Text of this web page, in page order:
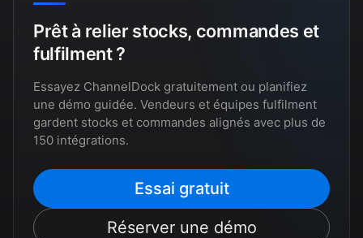
Prêt à relier stocks, commandes et
fulfilment ?
Essayez ChannelDock gratuitement ou planifiez
une démo guidée. Vendeurs et équipes fulfilment
gardent stocks et commandes alignés avec plus de
150 intégrations.
Essai gratuit
Réserver une démo